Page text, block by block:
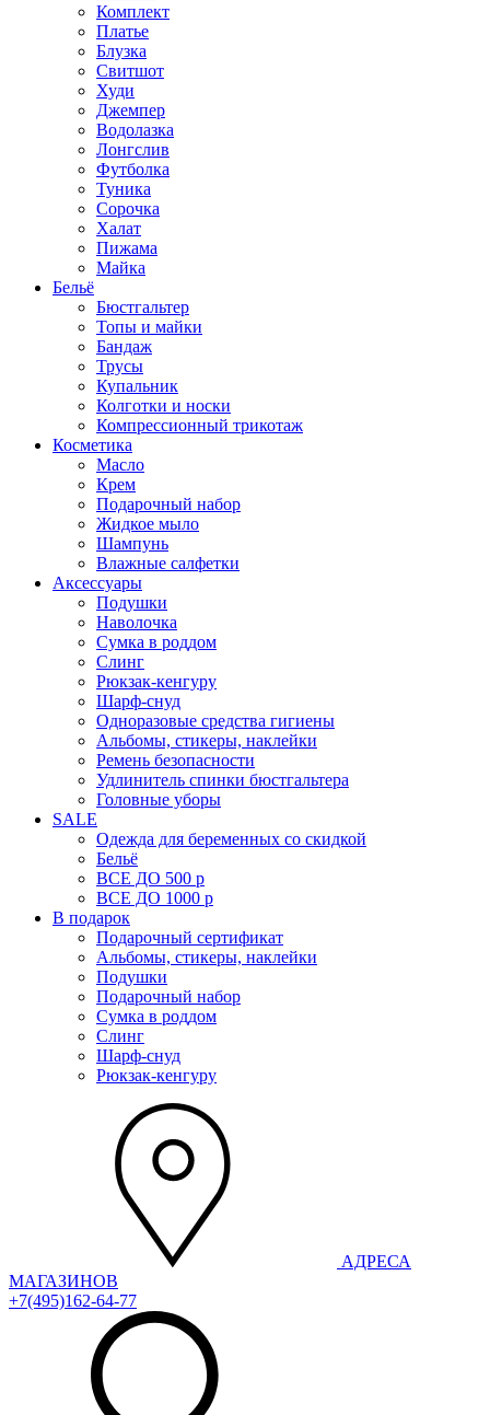
Комплект
Платье
Блузка
Свитшот
Худи
Джемпер
Водолазка
Лонгслив
Футболка
Туника
Сорочка
Халат
Пижама
Майка
Бельё
Бюстгальтер
Топы и майки
Бандаж
Трусы
Купальник
Колготки и носки
Компрессионный трикотаж
Косметика
Масло
Крем
Подарочный набор
Жидкое мыло
Шампунь
Влажные салфетки
Аксессуары
Подушки
Наволочка
Сумка в роддом
Cлинг
Рюкзак-кенгуру
Шарф-снуд
Одноразовые средства гигиены
Альбомы, стикеры, наклейки
Ремень безопасности
Удлинитель спинки бюстгальтера
Головные уборы
SALE
Одежда для беременных со скидкой
Бельё
ВСЕ ДО 500 р
ВСЕ ДО 1000 р
В подарок
Подарочный сертификат
Альбомы, стикеры, наклейки
Подушки
Подарочный набор
Сумка в роддом
Слинг
Шарф-снуд
Рюкзак-кенгуру
АДРЕСА
МАГАЗИНОВ
+7(495)162-64-77